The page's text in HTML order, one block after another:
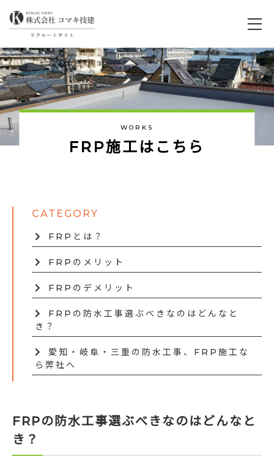
WORKS
F R P施工 は こ ち ら
FRPとは？
FRPのメリット
FRPのデメリット
FRPの防水工事選ぶべきなのはどんなと
き？
愛知・岐阜・三重の防水工事、FRP施工な
ら弊社へ
FRPの防水工事選ぶべきなのはどんなと
き？